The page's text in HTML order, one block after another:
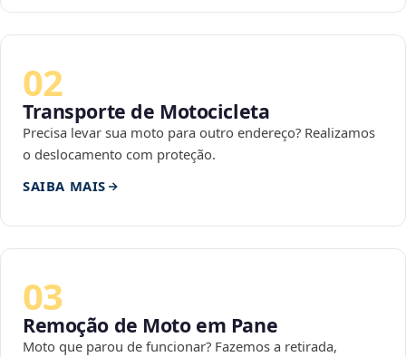
02
Transporte de Motocicleta
Precisa levar sua moto para outro endereço? Realizamos
o deslocamento com proteção.
SAIBA MAIS
03
Remoção de Moto em Pane
Moto que parou de funcionar? Fazemos a retirada,